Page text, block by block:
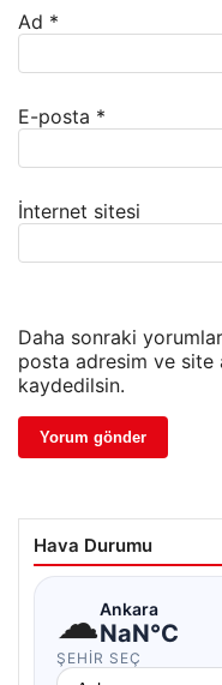
Ad *
E-posta *
İnternet sitesi
Daha sonraki
posta adresim ve site
kaydedilsin.
Hava Durumu
☁Ankara
NaN°C
ŞEHIR SEÇ